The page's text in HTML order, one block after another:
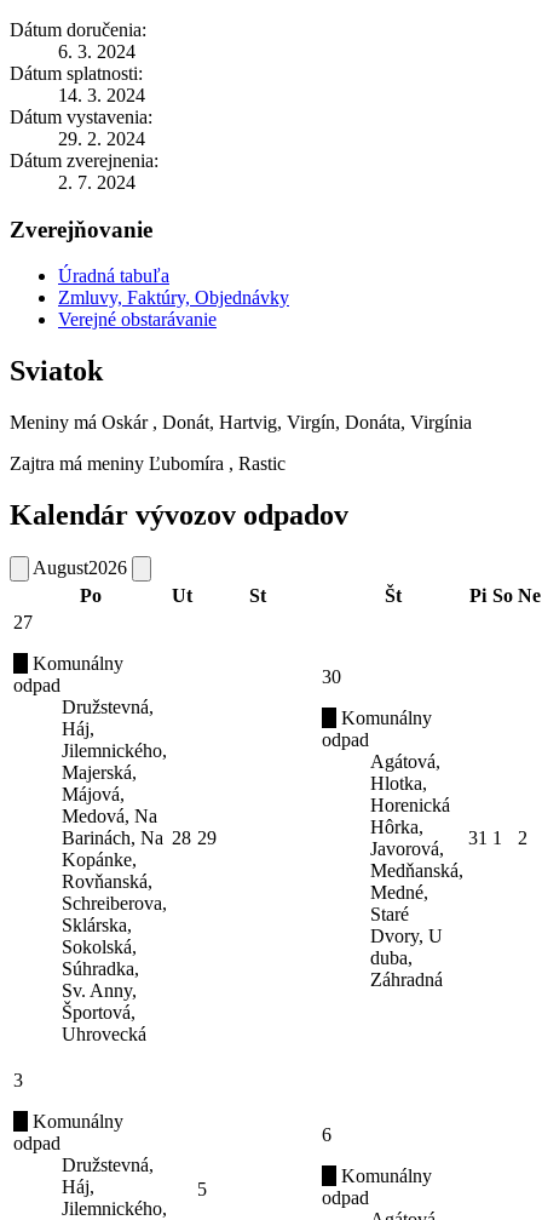
Dátum doručenia:
6. 3. 2024
Dátum splatnosti:
14. 3. 2024
Dátum vystavenia:
29. 2. 2024
Dátum zverejnenia:
2. 7. 2024
Zverejňovanie
Úradná tabuľa
Zmluvy, Faktúry, Objednávky
Verejné obstarávanie
Sviatok
Meniny má Oskár , Donát, Hartvig, Virgín, Donáta, Virgínia
Zajtra má meniny Ľubomíra , Rastic
Kalendár vývozov odpadov
August2026
Po
Ut St Št Pi So Ne
27
Komunálny
odpad
Družstevná,
Háj,
Jilemnického,
Majerská,
Májová,
Medová, Na
Barinách, Na
Kopánke,
Rovňanská,
Schreiberova,
Sklárska,
Sokolská,
Súhradka,
Sv. Anny,
Športová,
Uhrovecká
28 29
30
Komunálny
odpad
Agátová,
Hlotka,
Horenická
Hôrka,
Javorová,
Medňanská,
Medné,
Staré
Dvory, U
duba,
Záhradná
31 1 2
3
Komunálny
odpad
Družstevná,
Háj,
Jilemnického,
5
6
Komunálny
odpad